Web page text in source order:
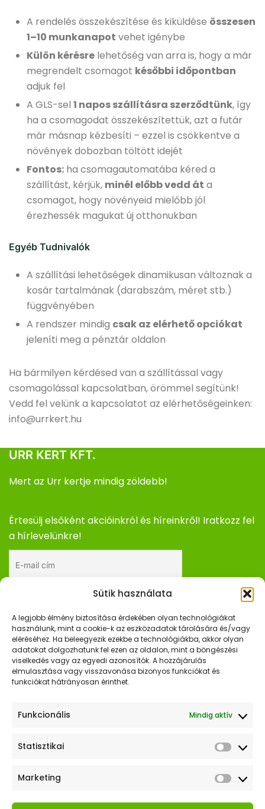
Sütik használata
A legjobb élmény biztosítása érdekében olyan technológiákat
használunk, mint a cookie-k az eszközadatok tárolására és/vagy
eléréséhez. Ha beleegyezik ezekbe a technológiákba, akkor olyan
adatokat dolgozhatunk fel ezen az oldalon, mint a böngészési
viselkedés vagy az egyedi azonosítók. A hozzájárulás
elmulasztása vagy visszavonása bizonyos funkciókat és
funkciókat hátrányosan érinthet.
Funkcionális Mindig aktív
Statisztikai
Marketing
A rendelés összekészítése és kiküldése összesen
1–10 munkanapot vehet igénybe
Külön kérésre lehetőség van arra is, hogy a már
megrendelt csomagot későbbi időpontban
adjuk fel
A GLS-sel 1 napos szállításra szerződtünk, így
ha a csomagodat összekészítettük, azt a futár
már másnap kézbesíti – ezzel is csökkentve a
növények dobozban töltött idejét
Fontos: ha csomagautomatába kéred a
szállítást, kérjük, minél előbb vedd át a
csomagot, hogy növényeid mielőbb jól
érezhessék magukat új otthonukban
Egyéb Tudnivalók
A szállítási lehetőségek dinamikusan változnak a
kosár tartalmának (darabszám, méret stb.)
függvényében
A rendszer mindig csak az elérhető opciókat
jeleníti meg a pénztár oldalon
Ha bármilyen kérdésed van a szállítással vagy
csomagolással kapcsolatban, örömmel segítünk!
Vedd fel velünk a kapcsolatot az elérhetőségeinken:
info@urrkert.hu
URR KERT KFT.
Mert az Urr kertje mindig zöldebb!
Értesülj elsőként akcióinkról és híreinkről! Iratkozz fel
a hírlevelünkre!
Elfogadom az adatkezelési tájékoztatót.
Gyors Linkek
Kezdőlap
Adatkezelési tájékoztató
Szállítás